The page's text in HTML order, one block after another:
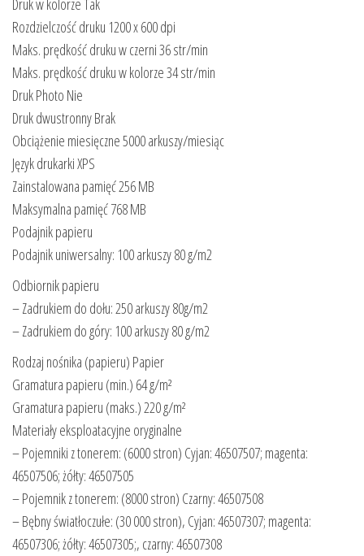
Druk w kolorze Tak
Rozdzielczość druku 1200 x 600 dpi
Maks. prędkość druku w czerni 36 str/min
Maks. prędkość druku w kolorze 34 str/min
Druk Photo Nie
Druk dwustronny Brak
Obciążenie miesięczne 5000 arkuszy/miesiąc
Język drukarki XPS
Zainstalowana pamięć 256 MB
Maksymalna pamięć 768 MB
Podajnik papieru
Podajnik uniwersalny: 100 arkuszy 80 g/m2
Odbiornik papieru
– Zadrukiem do dołu: 250 arkuszy 80g/m2
– Zadrukiem do góry: 100 arkuszy 80 g/m2
Rodzaj nośnika (papieru) Papier
Gramatura papieru (min.) 64 g/m²
Gramatura papieru (maks.) 220 g/m²
Materiały eksploatacyjne oryginalne
– Pojemniki z tonerem: (6000 stron) Cyjan: 46507507; magenta:
46507506; żółty: 46507505
– Pojemnik z tonerem: (8000 stron) Czarny: 46507508
– Bębny światłoczułe: (30 000 stron), Cyjan: 46507307; magenta:
46507306; żółty: 46507305;, czarny: 46507308